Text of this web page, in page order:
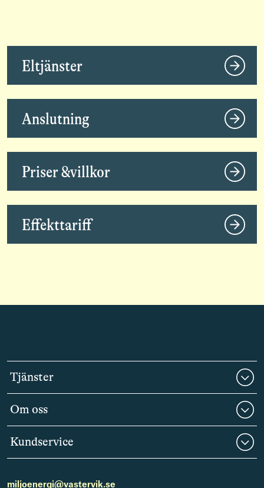
Eltjänster
Anslutning
Priser &villkor
Effekttariff
Tjänster
Om oss
Kundservice
miljoenergi@vastervik.se